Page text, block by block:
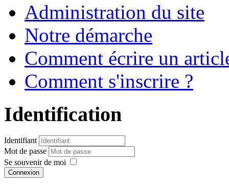
Administration du site
Notre démarche
Comment écrire un
Comment s'inscrire ?
Identification
Identifiant
Mot de passe
Se souvenir de moi
Connexion